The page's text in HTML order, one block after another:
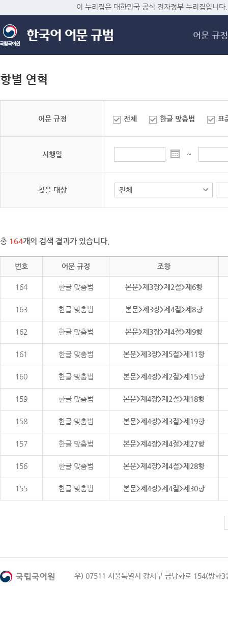
메
이 누리집은 대한민국 공식 전자정부 누리집입니다.
어문 규정
항별 연혁
어문 규정 전체 한글 맞춤법 표
시행일 ~
찾을 대상
총 164개의 검색 결과가 있습니다.
번호 어문 규정 조항
164 한글 맞춤법 본문>제3장>제2절>제6항
163 한글 맞춤법 본문>제3장>제4절>제8항
162 한글 맞춤법 본문>제3장>제4절>제9항
161 한글 맞춤법 본문>제3장>제5절>제11항
160 한글 맞춤법 본문>제4장>제2절>제15항
159 한글 맞춤법 본문>제4장>제2절>제18항
158 한글 맞춤법 본문>제4장>제3절>제19항
157 한글 맞춤법 본문>제4장>제4절>제27항
156 한글 맞춤법 본문>제4장>제4절>제28항
155 한글 맞춤법 본문>제4장>제4절>제30항
우) 07511 서울특별시 강서구 금낭화로 154(방화3